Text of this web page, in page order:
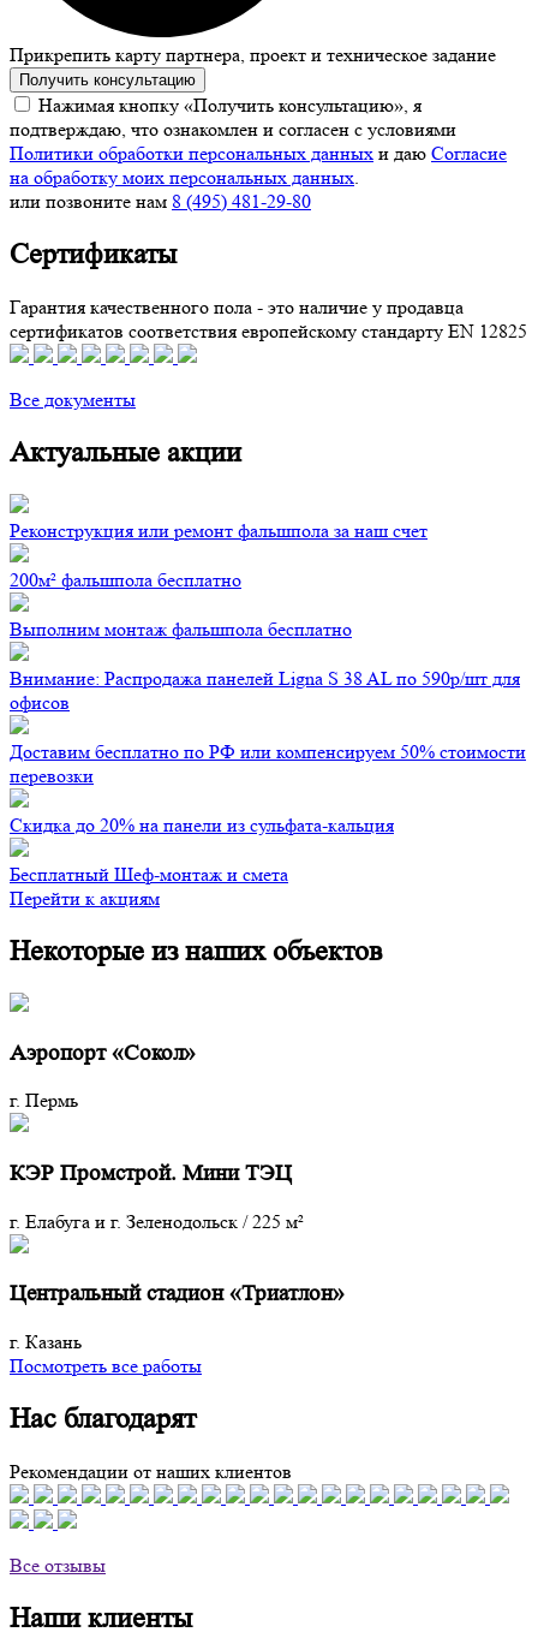
Прикрепить карту партнера, проект и техническое задание
Получить консультацию
Нажимая кнопку «Получить консультацию», я
подтверждаю, что ознакомлен и согласен с условиями
Политики обработки персональных данных и даю Согласие
на обработку моих персональных данных.
или позвоните нам 8 (495) 481-29-80
Сертификаты
Гарантия качественного пола - это наличие у продавца
сертификатов соответствия европейскому стандарту EN 12825
Все документы
Актуальные акции
Реконструкция или ремонт фальшпола за наш счет
200м² фальшпола бесплатно
Выполним монтаж фальшпола бесплатно
Внимание: Распродажа панелей Ligna S 38 AL по 590р/шт для
офисов
Доставим бесплатно по РФ или компенсируем 50% стоимости
перевозки
Скидка до 20% на панели из сульфата-кальция
Бесплатный Шеф-монтаж и смета
Перейти к акциям
Некоторые из наших объектов
Аэропорт «Сокол»
г. Пермь
КЭР Промстрой. Мини ТЭЦ
г. Елабуга и г. Зеленодольск /225 м²
Центральный стадион «Триатлон»
г. Казань
Посмотреть все работы
Нас благодарят
Рекомендации от наших клиентов
Все отзывы
Наши клиенты